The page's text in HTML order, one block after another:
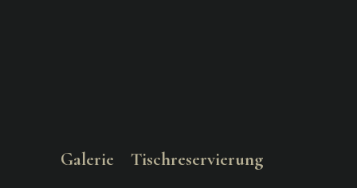
Galerie Tischreservierung